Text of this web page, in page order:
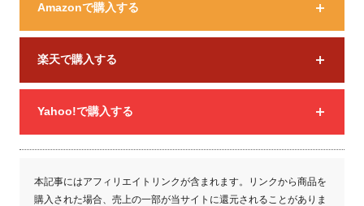
Amazonで購入する
楽天で購入する
Yahoo!で購入する
本記事にはアフィリエイトリンクが含まれます。リンクから商品を
購入された場合、売上の一部が当サイトに還元されることがありま